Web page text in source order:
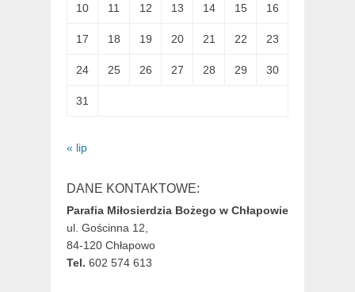
10 11 12 13 14 15 16
17 18 19 20 21 22 23
24 25 26 27 28 29 30
31
« lip
DANE KONTAKTOWE:
Parafia Miłosierdzia Bożego w Chłapowie
ul. Gościnna 12,
84-120 Chłapowo
Tel. 602 574 613